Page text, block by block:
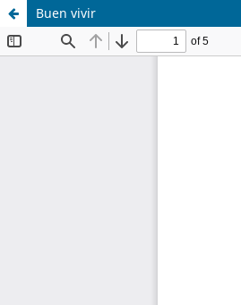
Buen vivir